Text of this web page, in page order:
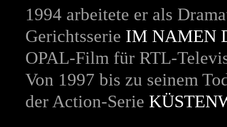
1994 arbeitete er als
Gerichtsserie IM NAMEN
OPAL-Film für RTL-
Von 1997 bis zu seinem
der Action-Serie